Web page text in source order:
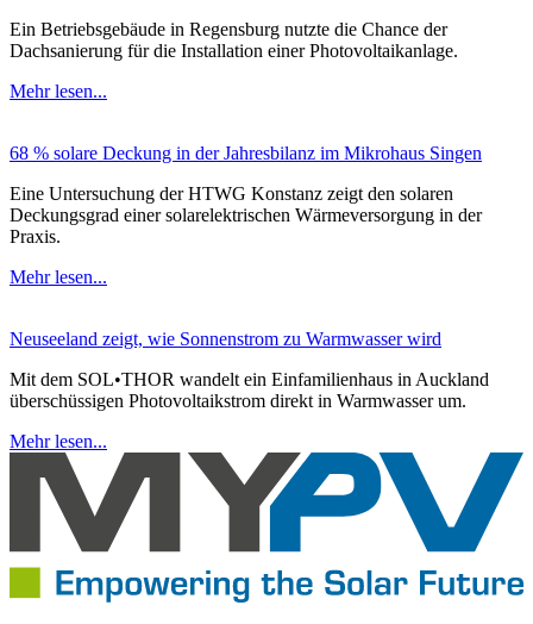
Ein Betriebsgebäude in Regensburg nutzte die Chance der
Dachsanierung für die Installation einer Photovoltaikanlage.
Mehr lesen...
68 % solare Deckung in der Jahresbilanz im Mikrohaus Singen
Eine Untersuchung der HTWG Konstanz zeigt den solaren
Deckungsgrad einer solarelektrischen Wärmeversorgung in der
Praxis.
Mehr lesen...
Neuseeland zeigt, wie Sonnenstrom zu Warmwasser wird
Mit dem SOL•THOR wandelt ein Einfamilienhaus in Auckland
überschüssigen Photovoltaikstrom direkt in Warmwasser um.
Mehr lesen...